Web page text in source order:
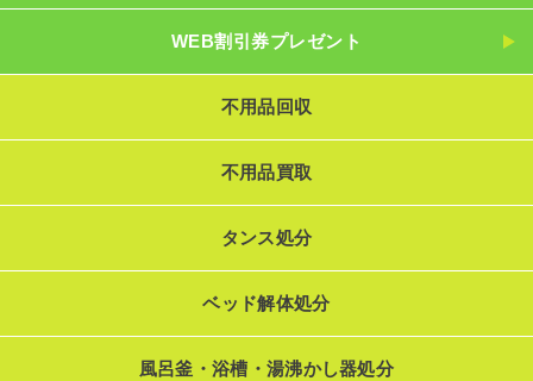
WEB割引券プレゼント
不用品回収
不用品買取
タンス処分
ベッド解体処分
風呂釜・浴槽・湯沸かし器処分